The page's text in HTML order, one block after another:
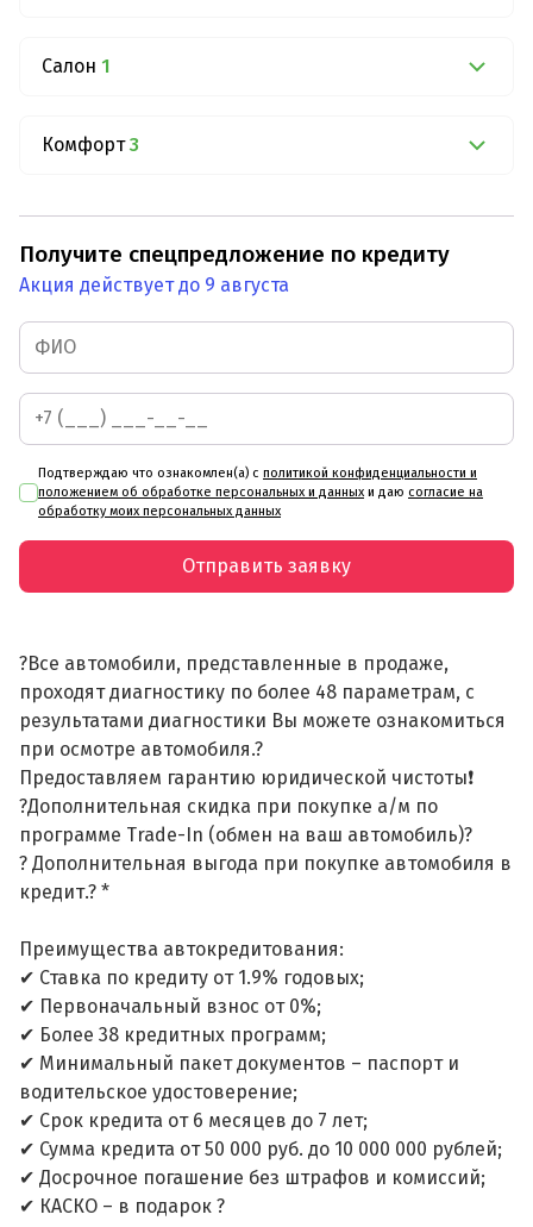
Салон 1
Комфорт 3
Получите спецпредложение по кредиту
Акция действует до 9 августа
Подтверждаю что ознакомлен(а) с политикой конфиденциальности и
положением об обработке персональных и данных и даю согласие на
обработку моих персональных данных
Отправить заявку
?Все автомобили, представленные в продаже,
проходят диагностику по более 48 параметрам, с
результатами диагностики Вы можете ознакомиться
при осмотре автомобиля.?
Предоставляем гарантию юридической чистоты❗
?Дополнительная скидка при покупке а/м по
программе Trade-In (обмен на ваш автомобиль)?
? Дополнительная выгода при покупке автомобиля в
кредит.? *
Преимущества автокредитования:
✔ Ставка по кредиту от 1.9% годовых;
✔ Первоначальный взнос от 0%;
✔ Более 38 кредитных программ;
✔ Минимальный пакет документов – паспорт и
водительское удостоверение;
✔ Срок кредита от 6 месяцев до 7 лет;
✔ Сумма кредита от 50 000 руб. до 10 000 000 рублей;
✔ Досрочное погашение без штрафов и комиссий;
✔ КАСКО – в подарок ?